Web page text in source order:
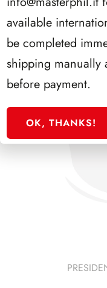
available
be completed
shipping manually
before payment.
OK, THANKS!